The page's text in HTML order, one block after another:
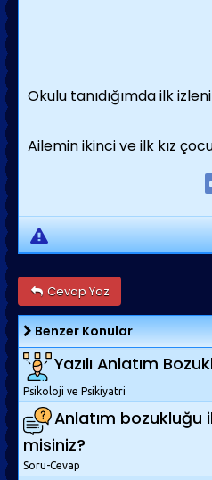
Okulu tanıdığımda ilk
Ailemin ikinci ve ilk kız
Cevap Yaz
Benzer Konular
Yazılı Anlatım
Psikoloji ve Psikiyatri
Anlatım bozukluğu
misiniz?
Soru-Cevap